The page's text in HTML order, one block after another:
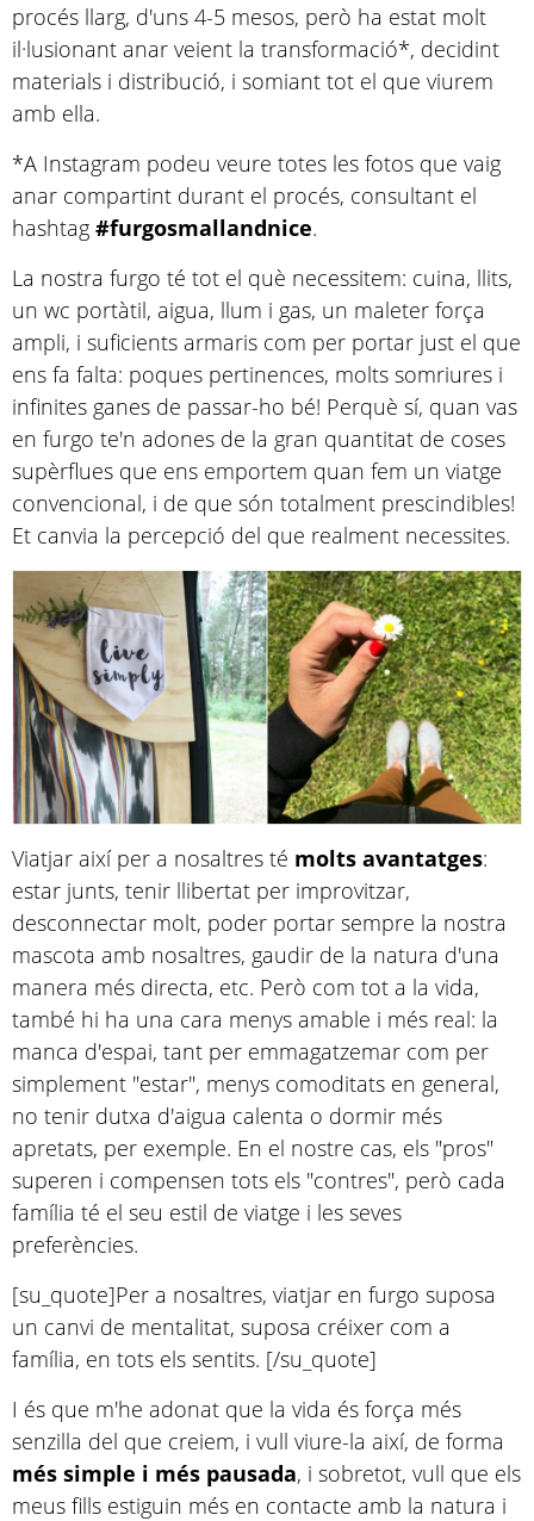
procés llarg, d'uns 4-5 mesos, però ha estat molt
il·lusionant anar veient la transformació*, decidint
materials i distribució, i somiant tot el que viurem
amb ella.
*A Instagram podeu veure totes les fotos que vaig
anar compartint durant el procés, consultant el
hashtag #furgosmallandnice.
La nostra furgo té tot el què necessitem: cuina, llits,
un wc portàtil, aigua, llum i gas, un maleter força
ampli, i suficients armaris com per portar just el que
ens fa falta: poques pertinences, molts somriures i
infinites ganes de passar-ho bé! Perquè sí, quan vas
en furgo te'n adones de la gran quantitat de coses
supèrflues que ens emportem quan fem un viatge
convencional, i de que són totalment prescindibles!
Et canvia la percepció del que realment necessites.
Viatjar així per a nosaltres té molts avantatges:
estar junts, tenir llibertat per improvitzar,
desconnectar molt, poder portar sempre la nostra
mascota amb nosaltres, gaudir de la natura d'una
manera més directa, etc. Però com tot a la vida,
també hi ha una cara menys amable i més real: la
manca d'espai, tant per emmagatzemar com per
simplement "estar", menys comoditats en general,
no tenir dutxa d'aigua calenta o dormir més
apretats, per exemple. En el nostre cas, els "pros"
superen i compensen tots els "contres", però cada
família té el seu estil de viatge i les seves
preferències.
[su_quote]Per a nosaltres, viatjar en furgo suposa
un canvi de mentalitat, suposa créixer com a
família, en tots els sentits. [/su_quote]
I és que m'he adonat que la vida és força més
senzilla del que creiem, i vull viure-la així, de forma
més simple i més pausada, i sobretot, vull que els
meus fills estiguin més en contacte amb la natura i